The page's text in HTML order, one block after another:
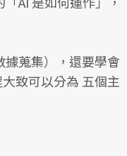
據蒐集），還要學會
致可以分為 五個主